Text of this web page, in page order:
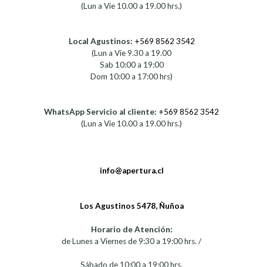
(Lun a Vie 10.00 a 19.00 hrs.)
Local Agustinos: +569 8562 3542
(Lun a Vie 9.30 a 19.00
Sab 10:00 a 19:00
Dom 10:00 a 17:00 hrs)
WhatsApp Servicio al cliente: +569 8562 3542
(Lun a Vie 10.00 a 19.00 hrs.)
info@apertura.cl
Los Agustinos 5478, Ñuñoa
Horario de Atención:
de Lunes a Viernes de 9:30 a 19:00 hrs. /
Sábado de 10:00 a 19:00 hrs.